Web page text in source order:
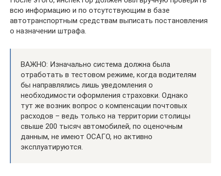
всю информацию и по отсутствующим в базе
автотранспортным средствам выписать постановления
о назначении штрафа.
ВАЖНО: Изначально система должна была
отработать в тестовом режиме, когда водителям
бы направлялись лишь уведомления о
необходимости оформления страховки. Однако
тут же возник вопрос о компенсации почтовых
расходов – ведь только на территории столицы
свыше 200 тысяч автомобилей, по оценочным
данным, не имеют ОСАГО, но активно
эксплуатируются.